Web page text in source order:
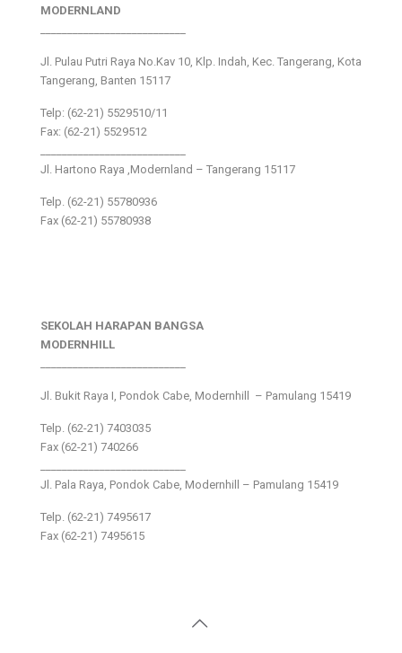
MODERNLAND
Jl. Pulau Putri Raya No.Kav 10, Klp. Indah, Kec. Tangerang, Kota
Tangerang, Banten 15117
Telp: (62-21) 5529510/11
Fax: (62-21) 5529512
Jl. Hartono Raya ,Modernland – Tangerang 15117
Telp. (62-21) 55780936
Fax (62-21) 55780938
SEKOLAH HARAPAN BANGSA
MODERNHILL
Jl. Bukit Raya I, Pondok Cabe, Modernhill – Pamulang 15419
Telp. (62-21) 7403035
Fax (62-21) 740266
Jl. Pala Raya, Pondok Cabe, Modernhill – Pamulang 15419
Telp. (62-21) 7495617
Fax (62-21) 7495615